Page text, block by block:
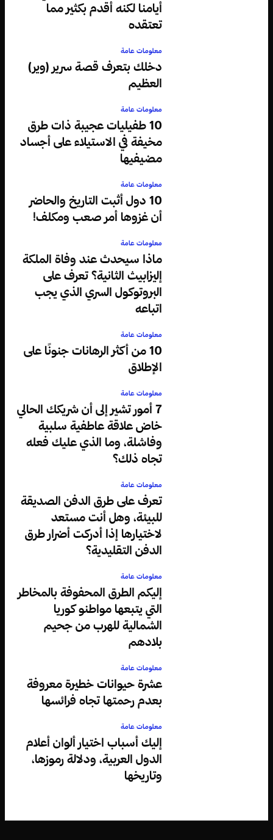
أيامنا لكنه أقدم بكثير مما
تعتقده
معلومات عامة
دخلك بتعرف قصة سرير (وير)
العظيم
معلومات عامة
10 طفيليات عجيبة ذات طرق
مخيفة في الاستيلاء على أجساد
مضيفيها
معلومات عامة
10 دول أثبت التاريخ والحاضر
أن غزوها أمر صعب ومكلف!
معلومات عامة
ماذا سيحدث عند وفاة الملكة
إليزابيث الثانية؟ تعرف على
البروتوكول السري الذي يجب
اتباعه
معلومات عامة
10 من أكثر الرهانات جنونًا على
الإطلاق
معلومات عامة
7 أمور تشير إلى أن شريكك الحالي
خاض علاقة عاطفية سلبية
وفاشلة، وما الذي عليك فعله
تجاه ذلك؟
معلومات عامة
تعرف على طرق الدفن الصديقة
للبيئة، وهل أنت مستعد
لاختيارها إذا أدركت أضرار طرق
الدفن التقليدية؟
معلومات عامة
إليكم الطرق المحفوفة بالمخاطر
التي يتبعها مواطنو كوريا
الشمالية للهرب من جحيم
بلادهم
معلومات عامة
عشرة حيوانات خطيرة معروفة
بعدم رحمتها تجاه فرائسها
معلومات عامة
إليك أسباب اختيار ألوان أعلام
الدول العربية، ودلالة رموزها،
وتاريخها